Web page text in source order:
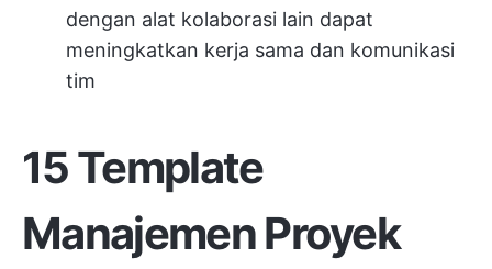
dengan alat kolaborasi lain dapat
meningkatkan kerja sama dan komunikasi
tim
15 Template
Manajemen Proyek